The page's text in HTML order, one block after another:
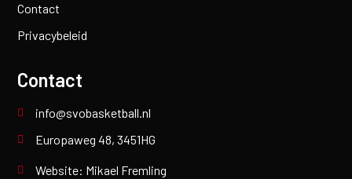
Contact
Privacybeleid
Contact
info@svobasketball.nl
Europaweg 48, 3451HG
Website: Mikael Fremling